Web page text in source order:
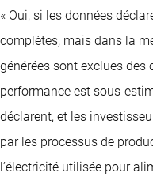
« Oui, si les données
complètes, mais dans la
générées sont exclues
performance est sous-
déclarent, et les
par les processus de
l’électricité utilisée pour